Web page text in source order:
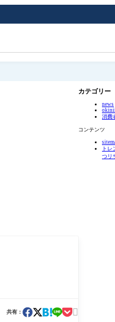
共有： 
カテゴリー
news
消費
コンテンツ
ト
つリ